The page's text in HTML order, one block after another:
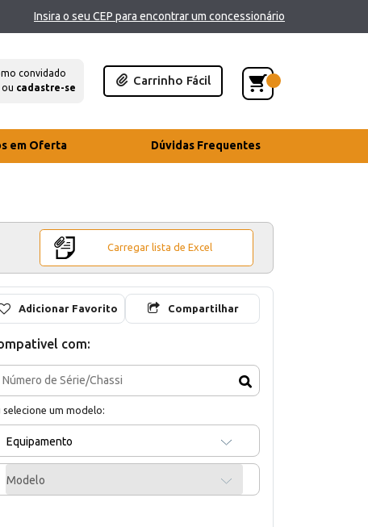
Insira o seu CEP para encontrar um concessionário
convidado
ou cadastre-se
Carrinho Fácil
em Oferta Dúvidas Frequentes
Carregar lista de Excel
Adicionar Favorito Compartilhar
com:
selecione um modelo:
Equipamento
Modelo